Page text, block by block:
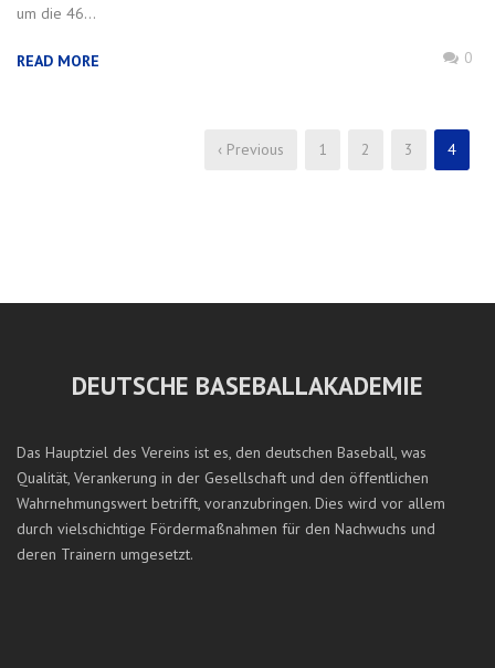
um die 46...
READ MORE 0
‹ Previous 1 2 3 4
DEUTSCHE BASEBALLAKADEMIE
Das Hauptziel des Vereins ist es, den deutschen Baseball, was
Qualität, Verankerung in der Gesellschaft und den öffentlichen
Wahrnehmungswert betrifft, voranzubringen. Dies wird vor allem
durch vielschichtige Fördermaßnahmen für den Nachwuchs und
deren Trainern umgesetzt.